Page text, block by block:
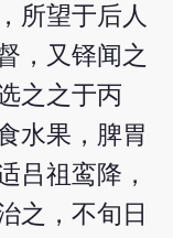
所望于后人
，又铎闻之
之之于丙
水果，脾胃
吕祖鸾降，
之，不旬日